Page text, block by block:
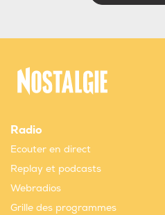
Radio
Ecouter en direct
Replay et podcasts
Webradios
Grille des programmes